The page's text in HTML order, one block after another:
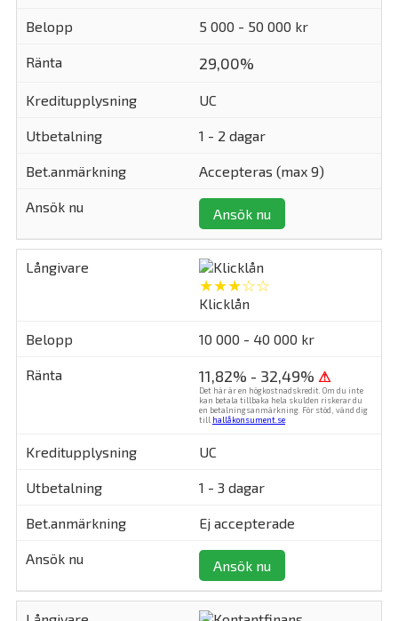
5 000 - 50 000 kr
29,00%
UC
1 - 2 dagar
Accepteras (max 9)
Ansök nu
★★★☆☆
Klicklån
10 000 - 40 000 kr
11,82% - 32,49% ⚠
Det här är en högkostnadskredit. Om du inte
kan betala tillbaka hela skulden riskerar du
en betalningsanmärkning. För stöd, vänd dig
till hallåkonsument.se
UC
1 - 3 dagar
Ej accepterade
Ansök nu